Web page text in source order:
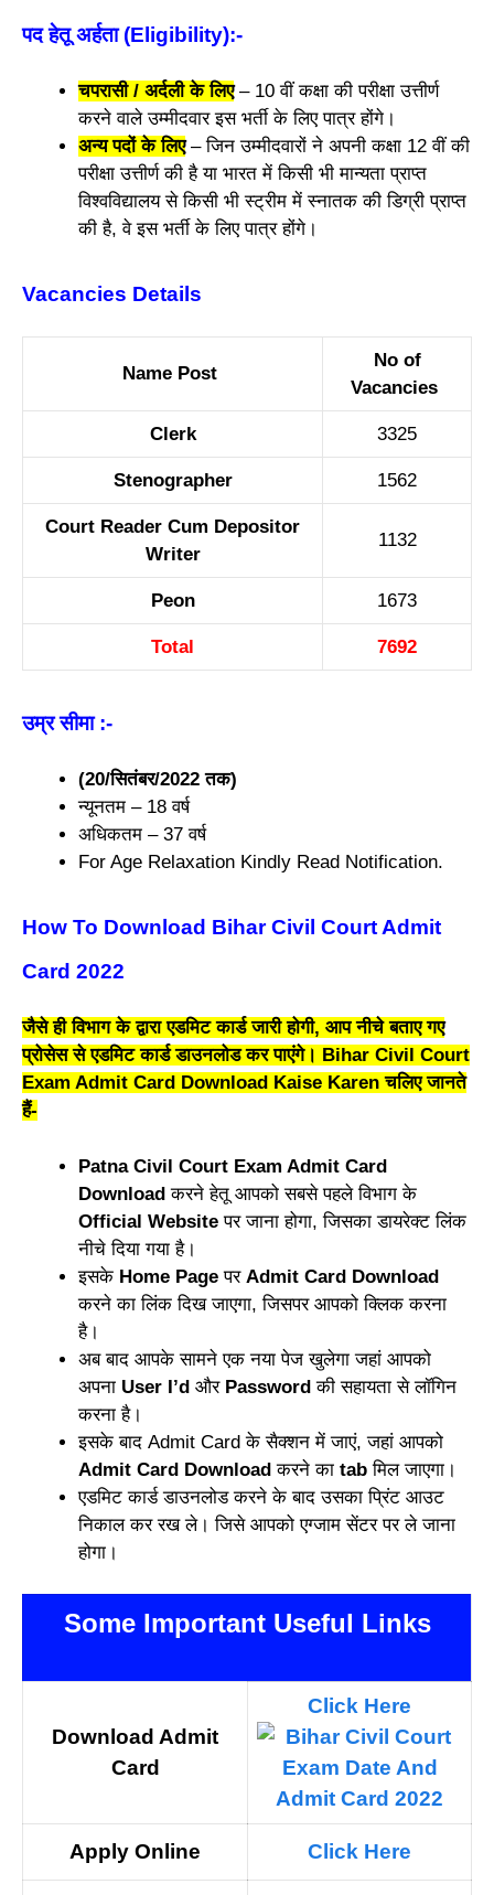
पद हेतू अर्हता (Eligibility):-
चपरासी / अर्दली के लिए – 10 वीं कक्षा की परीक्षा उत्तीर्ण
करने वाले उम्मीदवार इस भर्ती के लिए पात्र होंगे।
अन्य पदों के लिए – जिन उम्मीदवारों ने अपनी कक्षा 12 वीं की
परीक्षा उत्तीर्ण की है या भारत में किसी भी मान्यता प्राप्त
विश्वविद्यालय से किसी भी स्ट्रीम में स्नातक की डिग्री प्राप्त
की है, वे इस भर्ती के लिए पात्र होंगे।
Vacancies Details
Name Post
No of
Vacancies
Clerk 3325
Stenographer 1562
Court Reader Cum Depositor
Writer
1132
Peon 1673
Total 7692
उम्र सीमा:-
(20/सितंबर/2022 तक)
न्यूनतम – 18 वर्ष
अधिकतम – 37 वर्ष
For Age Relaxation Kindly Read Notification.
How To Download Bihar Civil Court Admit
Card 2022
जैसे ही विभाग के द्वारा एडमिट कार्ड जारी होगी, आप नीचे बताए गए
प्रोसेस से एडमिट कार्ड डाउनलोड कर पाएंगे। Bihar Civil Court
Exam Admit Card Download Kaise Karen चलिए जानते
हैं-
Patna Civil Court Exam Admit Card
Download करने हेतू आपको सबसे पहले विभाग के
Official Website पर जाना होगा, जिसका डायरेक्ट लिंक
नीचे दिया गया है।
इसके Home Page पर Admit Card Download
करने का लिंक दिख जाएगा, जिसपर आपको क्लिक करना
है।
अब बाद आपके सामने एक नया पेज खुलेगा जहां आपको
अपना User I’d और Password की सहायता से लॉगिन
करना है।
इसके बाद Admit Card के सैक्शन में जाएं, जहां आपको
Admit Card Download करने का tab मिल जाएगा।
एडमिट कार्ड डाउनलोड करने के बाद उसका प्रिंट आउट
निकाल कर रख ले। जिसे आपको एग्जाम सेंटर पर ले जाना
होगा।
Some Important Useful Links
Download Admit
Card
Click Here
Apply Online Click Here